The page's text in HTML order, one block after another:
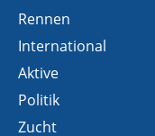
Rennen
International
Aktive
Politik
Zucht